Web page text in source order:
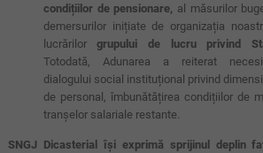
condițiilor de pensionare, al măsurilor
demersurilor inițiate de organizația
lucrărilorgrupului de lucru privind
Totodată, Adunarea a reiterat
dialogului social instituțional privind
de personal, îmbunătățirea condițiilor de
tranșelor salariale restante.
SNGJ Dicasterial își exprimă sprijinul deplin